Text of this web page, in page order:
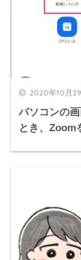
2020年10月
パソコンの
とき、Zoom